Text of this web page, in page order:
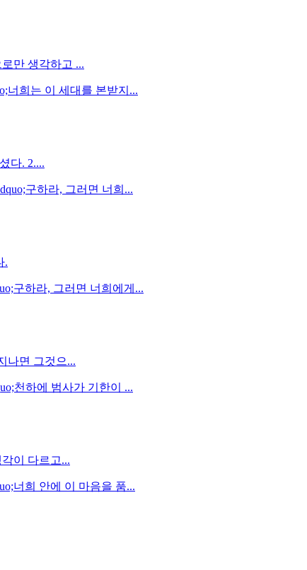
만 생각하고 ...
너희는 이 세대를 본받지...
다. 2....
구하라, 그러면 너희...
.
구하라, 그러면 너희에게...
나면 그것으...
천하에 범사가 기한이 ...
이 다르고...
너희 안에 이 마음을 품...